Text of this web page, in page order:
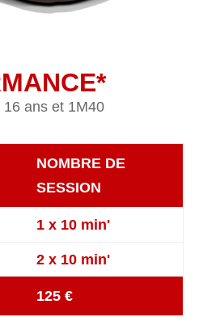
ans et 1M40
NOMBRE DE
SESSION
1 x 10 min'
2 x 10 min'
125 €